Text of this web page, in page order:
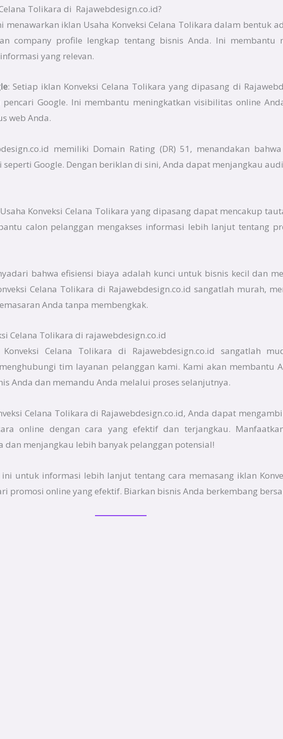
Tolikara di Rajawebdesign.co.id?
menawarkan iklan Usaha Konveksi Celana Tolikara dalam bentuk
company profile lengkap tentang bisnis Anda. Ini membantu
yang relevan.
: Setiap iklan Konveksi Celana Tolikara yang dipasang di
Google. Ini membantu meningkatkan visibilitas online
web Anda.
memiliki Domain Rating (DR) 51, menandakan
Google. Dengan beriklan di sini, Anda dapat menjangkau
Konveksi Celana Tolikara yang dipasang dapat mencakup
calon pelanggan mengakses informasi lebih lanjut tentang
bahwa efisiensi biaya adalah kunci untuk bisnis kecil dan
Celana Tolikara di Rajawebdesign.co.id sangatlah murah,
Anda tanpa membengkak.
Celana Tolikara di rajawebdesign.co.id
Celana Tolikara di Rajawebdesign.co.id sangatlah
tim layanan pelanggan kami. Kami akan membantu
Anda dan memandu Anda melalui proses selanjutnya.
Celana Tolikara di Rajawebdesign.co.id, Anda dapat
online dengan cara yang efektif dan terjangkau.
dan menjangkau lebih banyak pelanggan potensial!
ini untuk informasi lebih lanjut tentang cara memasang iklan
promosi online yang efektif. Biarkan bisnis Anda berkembang